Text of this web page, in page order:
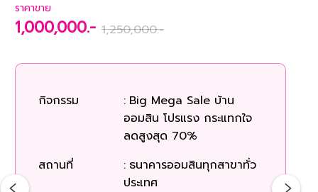
ราคาขาย
1,000,000.- 1,250,000.-
กิจกรรม : Big Mega Sale บ้าน
ออมสิน โปรแรง กระแทกใจ
ลดสูงสุด 70%
สถานที่
: ธนาคารออมสินทุกสาขาทั่ว
ประเทศ